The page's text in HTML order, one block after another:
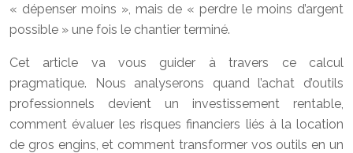
« dépenser moins », mais de « perdre le moins d’argent
possible » une fois le chantier terminé.
Cet article va vous guider à travers ce calcul
pragmatique. Nous analyserons quand l’achat d’outils
professionnels devient un investissement rentable,
comment évaluer les risques financiers liés à la location
de gros engins, et comment transformer vos outils en un